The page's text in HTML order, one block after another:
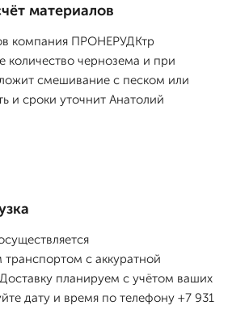
материалов
компания ПРОНЕРУДКтр
количество чернозема и при
смешивание с песком или
и сроки уточнит Анатолий
с аккуратной
планируем с учётом ваших
дату и время по телефону +7 931